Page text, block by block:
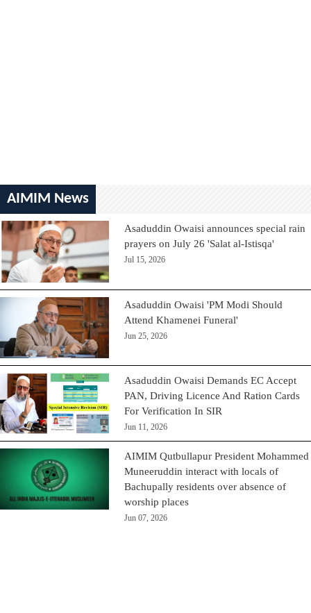
AIMIM News
Asaduddin Owaisi announces special rain
prayers on July 26 'Salat al-Istisqa'
Jul 15, 2026
Asaduddin Owaisi 'PM Modi Should
Attend Khamenei Funeral'
Jun 25, 2026
Asaduddin Owaisi Demands EC Accept
PAN, Driving Licence And Ration Cards
For Verification In SIR
Jun 11, 2026
AIMIM Qutbullapur President Mohammed
Muneeruddin interact with locals of
Bachupally residents over absence of
worship places
Jun 07, 2026